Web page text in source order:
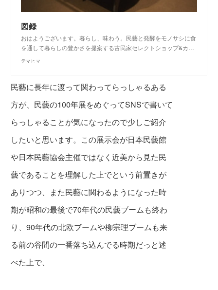
図録
おはようございます。暮らし、味わう。民藝と発酵をモノサシに食
を通して暮らしの豊かさを提案する古民家セレクトショップ&カ…
テマヒマ
民藝に長年に渡って関わってらっしゃるある
方が、民藝の100年展をめぐってSNSで書いて
らっしゃることが気になったので少しご紹介
したいと思います。この展示会が日本民藝館
や日本民藝協会主催ではなく近美から見た民
藝であることを理解した上でという前置きが
ありつつ、また民藝に関わるようになった時
期が昭和の最後で70年代の民藝ブームも終わ
り、90年代の北欧ブームや柳宗理ブームも来
る前の谷間の一番落ち込んでる時期だっと述
べた上で、